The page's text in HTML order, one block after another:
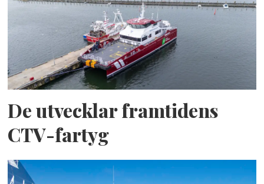
De utvecklar framtidens
CTV-fartyg